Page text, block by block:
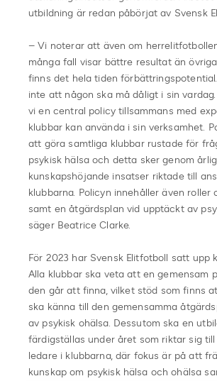
utbildning är redan påbörjat av Svensk
– Vi noterar att även om
många fall visar bättre resultat än
finns det hela tiden
inte att någon ska må dåligt i sin
vi en central policy tillsammans med
klubbar kan använda i sin verksamhet.
att göra samtliga klubbar rustade för
psykisk hälsa och detta sker genom
kunskapshöjande insatser riktade till
klubbarna. Policyn innehåller även roller
samt en åtgärdsplan vid upptäckt av
säger Beatrice Clarke.
För 2023 har Svensk Elitfotboll satt upp
Alla klubbar ska veta att en gemensam
den går att finna, vilket stöd som finns
ska känna till den gemensamma
av psykisk ohälsa. Dessutom ska en
färdigställas under året som riktar sig
ledare i klubbarna, där fokus är på att
kunskap om psykisk hälsa och ohälsa